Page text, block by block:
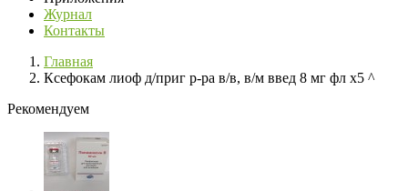
Журнал
Контакты
Главная
Ксефокам лиоф д/приг р-ра в/в, в/м введ 8 мг фл х5 ^
Рекомендуем